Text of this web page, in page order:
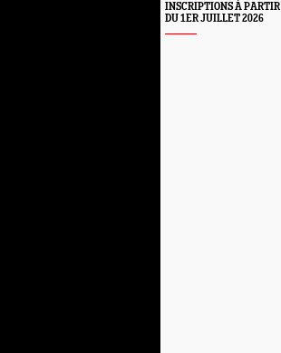
INSCRIPTIONS À PARTIR
DU 1ER JUILLET 2026